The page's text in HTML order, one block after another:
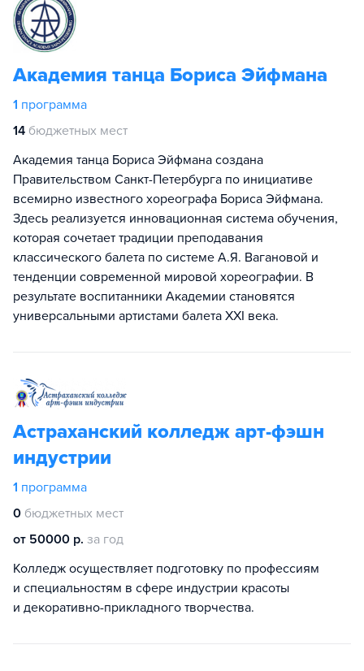
Академия танца Бориса Эйфмана
1 программа
14 бюджетных мест
Академия танца Бориса Эйфмана создана
Правительством Санкт-Петербурга по инициативе
всемирно известного хореографа Бориса Эйфмана.
Здесь реализуется инновационная система обучения,
которая сочетает традиции преподавания
классического балета по системе А.Я. Вагановой и
тенденции современной мировой хореографии. В
результате воспитанники Академии становятся
универсальными артистами балета XXI века.
Астраханский колледж арт-фэшн
индустрии
1 программа
0 бюджетных мест
от 50000 р. за год
Колледж осуществляет подготовку по профессиям
и специальностям в сфере индустрии красоты
и декоративно-прикладного творчества.